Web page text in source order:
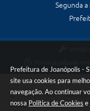
Prefeitura de Joanópolis -
site usa cookies para
navegação. Ao continuar
nossa Política de Cookies e
Segunda
Copyright Instar - 2006-2026.
Instar Tecnologia